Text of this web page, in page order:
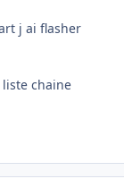
j ai flasher
chaine